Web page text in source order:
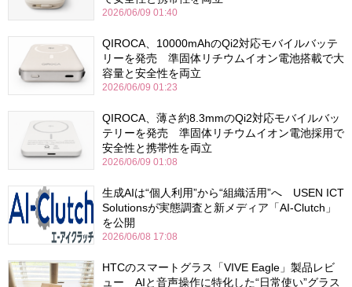
2026/06/09 01:40
QIROCA、10000mAhのQi2対応モバイルバッテ
リーを発売 準固体リチウムイオン電池搭載で大
容量と安全性を両立
2026/06/09 01:23
QIROCA、薄さ約8.3mmのQi2対応モバイルバッ
テリーを発売 準固体リチウムイオン電池採用で
安全性と携帯性を両立
2026/06/09 01:08
生成AIは“個人利用”から“組織活用”へ USEN ICT
Solutionsが実態調査と新メディア「AI-Clutch」
を公開
2026/06/08 17:08
HTCのスマートグラス「VIVE Eagle」製品レビ
ュー AIと音声操作に特化した“日常使い”グラス